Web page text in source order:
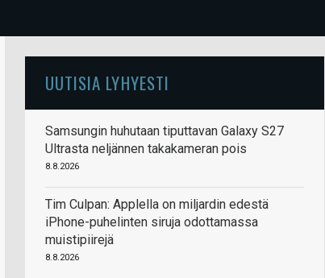
UUTISIA LYHYESTI
Samsungin huhutaan tiputtavan Galaxy S27
Ultrasta neljännen takakameran pois
8.8.2026
Tim Culpan: Applella on miljardin edestä
iPhone-puhelinten siruja odottamassa
muistipiirejä
8.8.2026